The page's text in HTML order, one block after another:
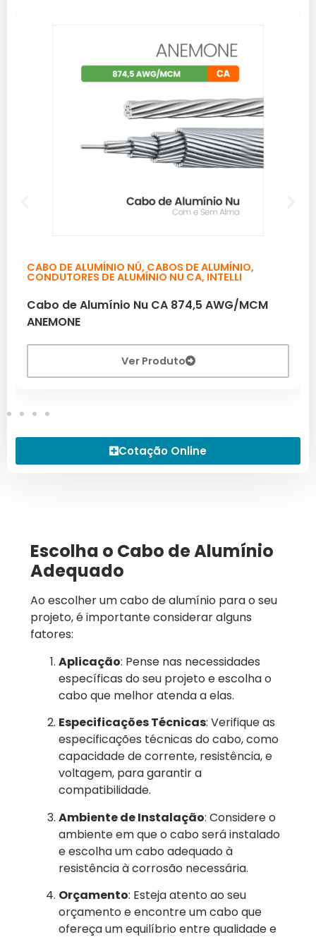
CABO DE ALUMÍNIO NÚ, CABOS DE ALUMÍNIO,
CONDUTORES DE ALUMÍNIO NU CA, INTELLI
Cabo de Alumínio Nu CA 874,5 AWG/MCM
ANEMONE
Ver Produto
Cotação Online
Escolha o Cabo de Alumínio
Adequado
Ao escolher um cabo de alumínio para o seu
projeto, é importante considerar alguns
fatores:
Aplicação: Pense nas necessidades
específicas do seu projeto e escolha o
cabo que melhor atenda a elas.
Especificações Técnicas: Verifique as
especificações técnicas do cabo, como
capacidade de corrente, resistência, e
voltagem, para garantir a
compatibilidade.
Ambiente de Instalação: Considere o
ambiente em que o cabo será instalado
e escolha um cabo adequado à
resistência à corrosão necessária.
Orçamento: Esteja atento ao seu
orçamento e encontre um cabo que
ofereça um equilíbrio entre qualidade e